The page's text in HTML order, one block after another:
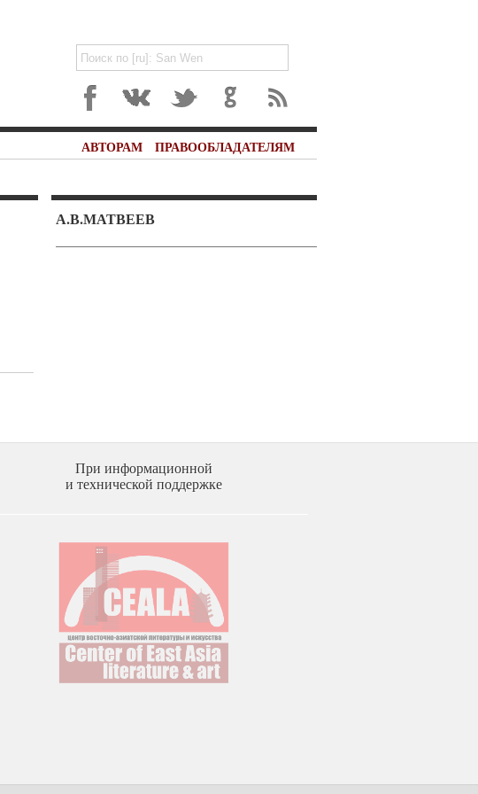
АВТОРАМ ПРАВООБЛАДАТЕЛЯМ
А.В.МАТВЕЕВ
При информационной
и технической поддержке